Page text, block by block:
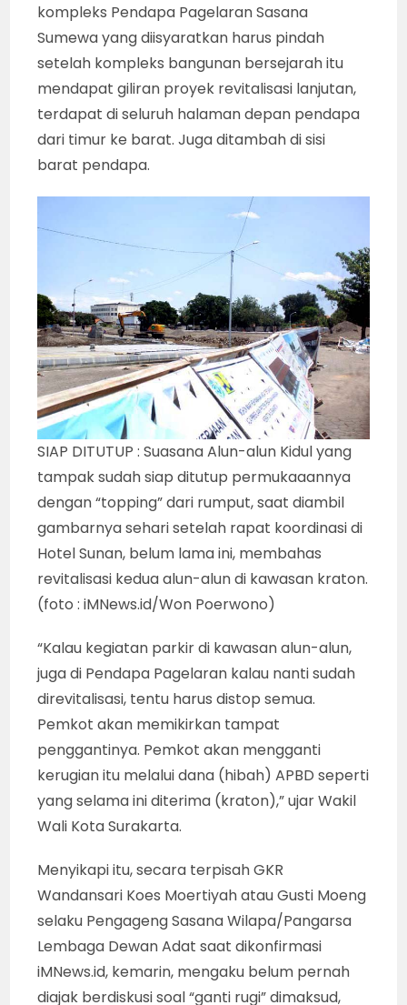
kompleks Pendapa Pagelaran Sasana
Sumewa yang diisyaratkan harus pindah
setelah kompleks bangunan bersejarah itu
mendapat giliran proyek revitalisasi lanjutan,
terdapat di seluruh halaman depan pendapa
dari timur ke barat. Juga ditambah di sisi
barat pendapa.
SIAP DITUTUP : Suasana Alun-alun Kidul yang
tampak sudah siap ditutup permukaaannya
dengan “topping” dari rumput, saat diambil
gambarnya sehari setelah rapat koordinasi di
Hotel Sunan, belum lama ini, membahas
revitalisasi kedua alun-alun di kawasan kraton.
(foto : iMNews.id/Won Poerwono)
“Kalau kegiatan parkir di kawasan alun-alun,
juga di Pendapa Pagelaran kalau nanti sudah
direvitalisasi, tentu harus distop semua.
Pemkot akan memikirkan tampat
penggantinya. Pemkot akan mengganti
kerugian itu melalui dana (hibah) APBD seperti
yang selama ini diterima (kraton),” ujar Wakil
Wali Kota Surakarta.
Menyikapi itu, secara terpisah GKR
Wandansari Koes Moertiyah atau Gusti Moeng
selaku Pengageng Sasana Wilapa/Pangarsa
Lembaga Dewan Adat saat dikonfirmasi
iMNews.id, kemarin, mengaku belum pernah
diajak berdiskusi soal “ganti rugi” dimaksud,